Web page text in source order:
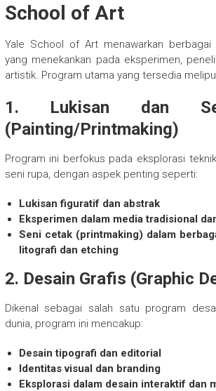
School of Art
Yale School of Art menawarkan
yang menekankan pada eksperimen,
artistik. Program utama yang tersedia
1. Lukisan dan
(Painting/Printmaking)
Program ini berfokus pada eksplorasi
seni rupa, dengan aspek penting seperti:
Lukisan figuratif dan abstrak
Eksperimen dalam media tradisional
Seni cetak (printmaking) dalam
litografi dan etching
2. Desain Grafis (Graphic
Dikenal sebagai salah satu program
dunia, program ini mencakup:
Desain tipografi dan editorial
Identitas visual dan branding
Eksplorasi dalam desain interaktif dan